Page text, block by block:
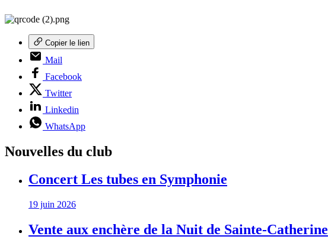
Copier le lien
Mail
Facebook
Twitter
Linkedin
WhatsApp
Nouvelles du club
Concert Les tubes en Symphonie
19 juin 2026
Vente aux enchère de la Nuit de Sainte-Catherine